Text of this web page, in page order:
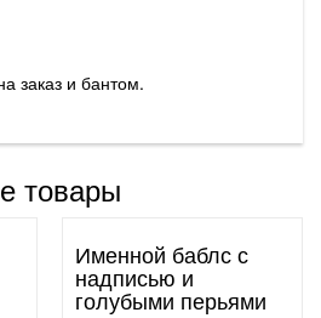
заказ и бантом.
товары
Именной баблс с
надписью и
голубыми перьями